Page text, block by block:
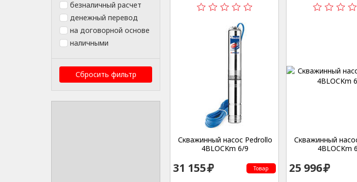
безналичный расчет
денежный перевод
на договорной основе
наличными
Сбросить фильтр
Скважинный насос Pedrollo
4BLOCKm 6/9
31 155 Товар
Скважинный
4BLOCKm
25 996